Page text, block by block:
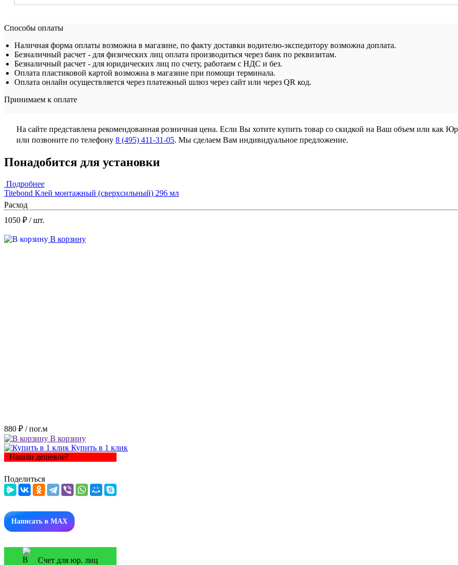
Способы оплаты
Наличная форма оплаты возможна в магазине, по факту доставки водителю-экспедитору возможна доплата.
Безналичный расчет - для физических лиц оплата производиться через банк по реквизитам.
Безналичный расчет - для юридических лиц по счету, работаем с НДС и без.
Оплата пластиковой картой возможна в магазине при помощи терминала.
Оплата онлайн осуществляется через платежный шлюз через сайт или через QR код.
Принимаем к оплате
На сайте представлена рекомендованная розничная цена. Если Вы хотите купить товар со скидкой на Ваш объем или
или позвоните по телефону 8 (495) 411-31-05. Мы сделаем Вам индивидуальное предложение.
Понадобится для установки
Подробнее
Titebond Клей монтажный (сверхсильный) 296 мл
Расход
1050 ₽ / шт.
В корзину
880 ₽ / пог.м
В корзину
Купить в 1 клик
Нашли дешевле?
Поделиться
Написать в MAX
Счет для юр. лиц